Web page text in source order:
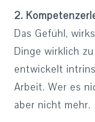
2.
Das Gefühl,
Dinge wirklich
entwickelt
Arbeit. Wer es
aber nicht mehr.